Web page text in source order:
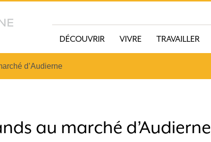
DÉCOUVRIR VIVRE TRAVAILLER
d’Audierne
au marché d’Audierne